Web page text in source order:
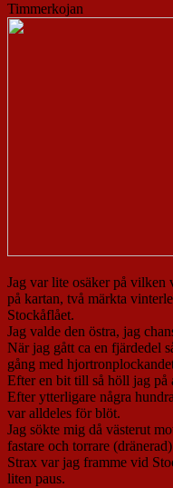
Timmerkojan
Jag var lite osäker på vilken
på kartan, två märkta
Stockåflået.
Jag valde den östra, jag
När jag gått ca en fjärdedel
gång med
Efter en bit till så höll jag
Efter ytterligare några
var alldeles för blöt.
Jag sökte mig då västerut
fastare och torrare
Strax var jag framme vid
liten paus.